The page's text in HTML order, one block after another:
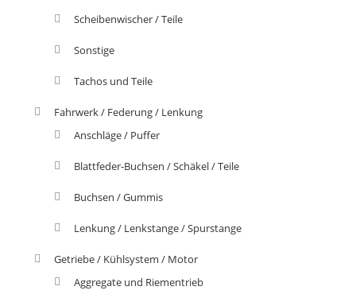
Scheibenwischer / Teile
Sonstige
Tachos und Teile
Fahrwerk / Federung / Lenkung
Anschläge / Puffer
Blattfeder-Buchsen / Schäkel / Teile
Buchsen / Gummis
Lenkung / Lenkstange / Spurstange
Getriebe / Kühlsystem / Motor
Aggregate und Riementrieb